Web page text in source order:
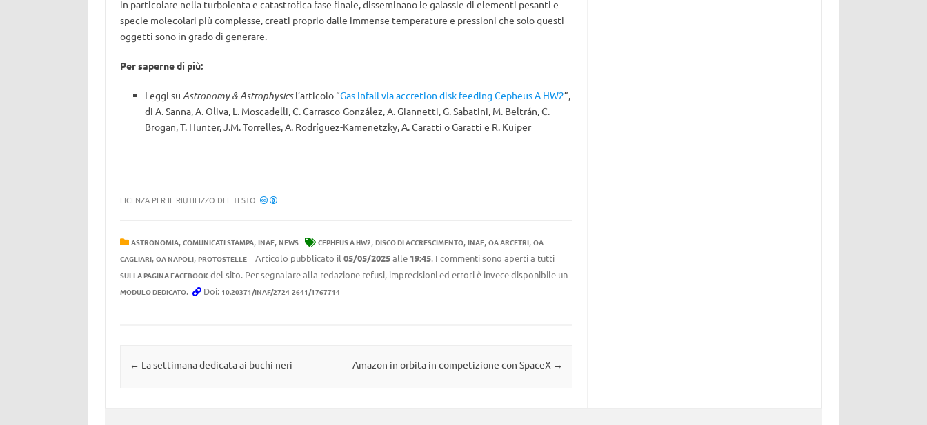
in particolare nella turbolenta e catastrofica fase finale, disseminano le galassie di elementi pesanti e
specie molecolari più complesse, creati proprio dalle immense temperature e pressioni che solo questi
oggetti sono in grado di generare.
Per saperne di più:
Leggi su Astronomy & Astrophysicsl’articolo “Gas infall via accretion disk feeding Cepheus A HW2”,
di A. Sanna, A. Oliva, L. Moscadelli, C. Carrasco-González, A. Giannetti, G. Sabatini, M. Beltrán, C.
Brogan, T. Hunter, J.M. Torrelles, A. Rodríguez-Kamenetzky, A. Caratti o Garatti e R. Kuiper
LICENZA PER IL RIUTILIZZO DEL TESTO:
ASTRONOMIA, COMUNICATI STAMPA, INAF, NEWS CEPHEUS A HW2, DISCO DI ACCRESCIMENTO, INAF, OA ARCETRI, OA
CAGLIARI, OA NAPOLI, PROTOSTELLE Articolo pubblicato il 05/05/2025alle 19:45. I commenti sono aperti a tutti
SULLA PAGINA FACEBOOKdel sito. Per segnalare alla redazione refusi, imprecisioni ed errori è invece disponibile un
MODULO DEDICATO. Doi: 10.20371/INAF/2724-2641/1767714
Navigazione articolo
← La settimana dedicata ai buchi neri Amazon in orbita in competizione con SpaceX →